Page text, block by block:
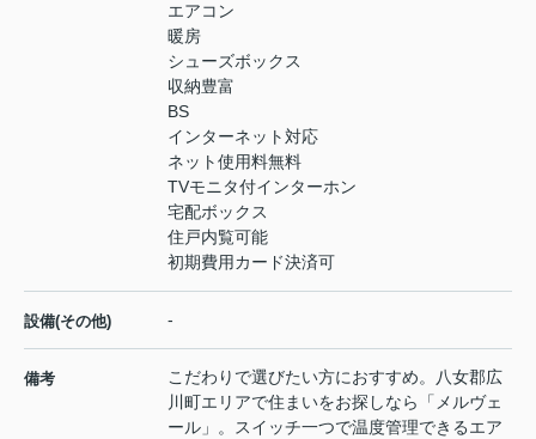
エアコン
暖房
シューズボックス
収納豊富
BS
インターネット対応
ネット使用料無料
TVモニタ付インターホン
宅配ボックス
住戸内覧可能
初期費用カード決済可
設備(その他) -
備考
こだわりで選びたい方におすすめ。八女郡広
川町エリアで住まいをお探しなら「メルヴェ
ール」。スイッチ一つで温度管理できるエア